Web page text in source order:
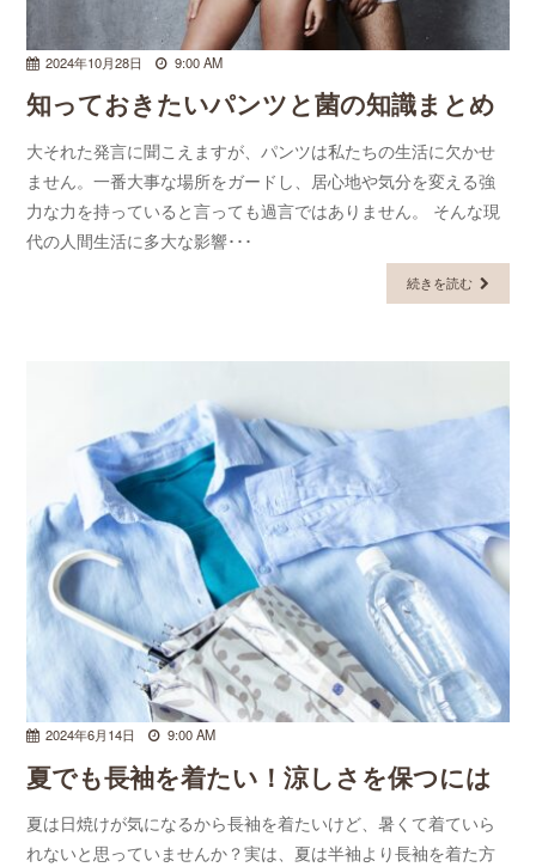
2024年10月28日 9:00 AM
知っておきたいパンツと菌の知識まとめ
大それた発言に聞こえますが、パンツは私たちの生活に欠かせ
ません。一番大事な場所をガードし、居心地や気分を変える強
力な力を持っていると言っても過言ではありません。 そんな現
代の人間生活に多大な影響･･･
続きを読む
2024年6月14日 9:00 AM
夏でも長袖を着たい！涼しさを保つには
夏は日焼けが気になるから長袖を着たいけど、暑くて着ていら
れないと思っていませんか？実は、夏は半袖より長袖を着た方